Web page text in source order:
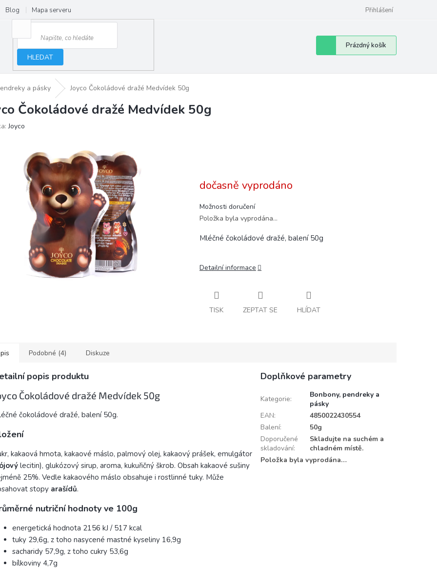
Blog Mapa serveru Přihlášení
HLEDAT
Nákupní
košík
Prázdný košík
a pásky Joyco Čokoládové dražé Medvídek 50g
Čokoládové dražé Medvídek 50g
Joyco
dočasně vyprodáno
Možnosti doručení
Položka byla vyprodána…
Mléčné čokoládové dražé, balení 50g
Detailní informace
TISK ZEPTAT SE HLÍDAT
Podobné (4) Diskuze
popis produktu
Čokoládové dražé Medvídek 50g
čokoládové dražé, balení 50g.
kakaová hmota, kakaové máslo, palmový olej, kakaový prášek, emulgátor
lecitin), glukózový sirup, aroma, kukuřičný škrob. Obsah kakaové sušiny
25%. Vedle kakaového máslo obsahuje i rostlinné tuky. Může
stopy arašídů.
nutriční hodnoty ve 100g
energetická hodnota 2156 kJ / 517 kcal
tuky 29,6g, z toho nasycené mastné kyseliny 16,9g
sacharidy 57,9g, z toho cukry 53,6g
bílkoviny 4,7g
Doplňkové parametry
Kategorie:
Bonbony, pendreky a
pásky
EAN:
4850022430554
Balení:
50g
Doporučené
skladování:
Skladujte na suchém a
chladném místě.
Položka byla vyprodána…